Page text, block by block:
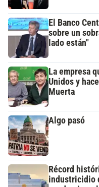
El Banco
sobre un
lado están"
La empresa
Unidos y
Muerta
Algo pasó
Récord
industricidio